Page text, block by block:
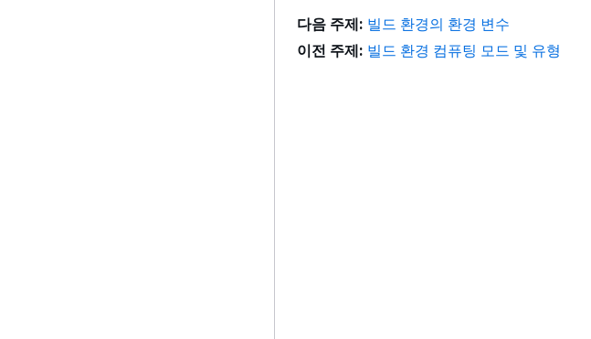
다음 주제: 빌드 환경의 환경 변수
이전 주제: 빌드 환경 컴퓨팅 모드 및 유형